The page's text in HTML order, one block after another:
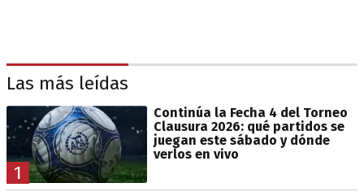
Las más leídas
1
Continúa la Fecha 4 del Torneo
Clausura 2026: qué partidos se
juegan este sábado y dónde
verlos en vivo